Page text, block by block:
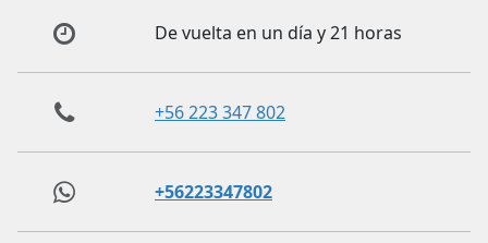
De vuelta en un día y 21 horas
+56 223 347 802
+56223347802